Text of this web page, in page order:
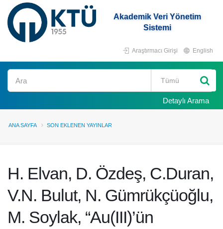
Akademik Veri Yönetim
Sistemi
Araştırmacı Girişi English
Ara
Detaylı Arama
ANA SAYFA SON EKLENEN YAYINLAR
H. Elvan, D. Özdeş, C.Duran,
V.N. Bulut, N. Gümrükçüoğlu,
M. Soylak, “Au(III)’ün